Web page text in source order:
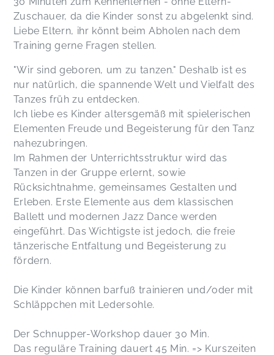
Zuschauer, da die Kinder sonst zu abgelenkt sind.
Liebe Eltern, ihr könnt beim Abholen nach dem
Training gerne Fragen stellen.
"Wir sind geboren, um zu tanzen." Deshalb ist es
nur natürlich, die spannende Welt und Vielfalt des
Tanzes früh zu entdecken.
Ich liebe es Kinder altersgemäß mit spielerischen
Elementen Freude und Begeisterung für den Tanz
nahezubringen.
Im Rahmen der Unterrichtsstruktur wird das
Tanzen in der Gruppe erlernt, sowie
Rücksichtnahme, gemeinsames Gestalten und
Erleben. Erste Elemente aus dem klassischen
Ballett und modernen Jazz Dance werden
eingeführt. Das Wichtigste ist jedoch, die freie
tänzerische Entfaltung und Begeisterung zu
fördern.
Die Kinder können barfuß trainieren und/oder mit
Schläppchen mit Ledersohle.
Der Schnupper-Workshop dauer 30 Min.
Das reguläre Training dauert 45 Min. => Kurszeiten